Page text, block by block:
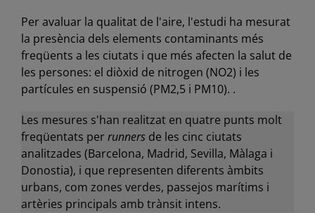
Per avaluar la qualitat de l'aire, l'estudi ha mesurat
la presència dels elements contaminants més
freqüents a les ciutats i que més afecten la salut de
les persones: el diòxid de nitrogen (NO2) i les
partícules en suspensió (PM2,5 i PM10). .
Les mesures s'han realitzat en quatre punts molt
freqüentats perrunnersde les cinc ciutats
analitzades (Barcelona, Madrid, Sevilla, Màlaga i
Donostia), i que representen diferents àmbits
urbans, com zones verdes, passejos marítims i
artèries principals amb trànsit intens.